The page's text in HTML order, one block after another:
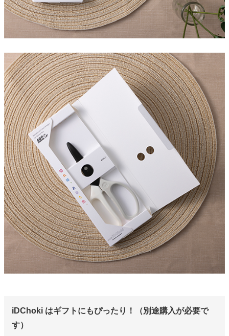
iDChoki はギフトにもぴったり！（別途購入が必要で
す）